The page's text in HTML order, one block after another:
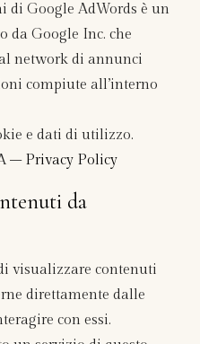
di Google AdWords è un
da Google Inc. che
network di annunci
compiute all’interno
e dati di utilizzo.
– Privacy Policy
da
visualizzare contenuti
direttamente dalle
con essi.